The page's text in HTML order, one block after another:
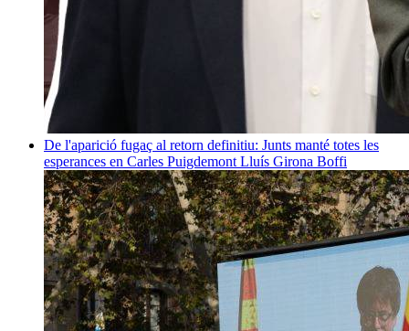
De l'aparició fugaç al retorn definitiu: Junts manté totes les
esperances en Carles Puigdemont Lluís Girona Boffi